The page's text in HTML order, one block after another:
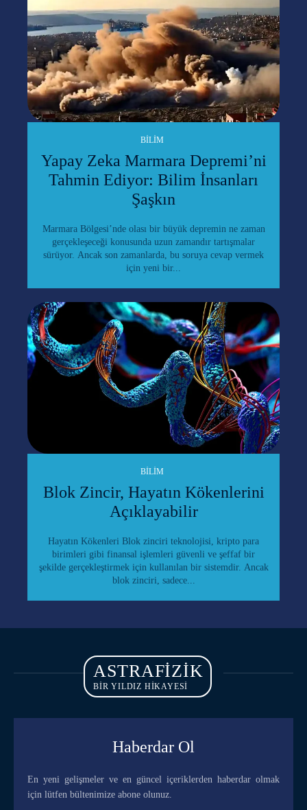
BILIM
Yapay Zeka Marmara Depremi’ni
Tahmin Ediyor: Bilim İnsanları
Şaşkın
Marmara Bölgesi’nde olası bir büyük depremin ne zaman
gerçekleşeceği konusunda uzun zamandır tartışmalar
sürüyor. Ancak son zamanlarda, bu soruya cevap vermek
için yeni bir...
BILIM
Blok Zincir, Hayatın Kökenlerini
Açıklayabilir
Hayatın Kökenleri Blok zinciri teknolojisi, kripto para
birimleri gibi finansal işlemleri güvenli ve şeffaf bir
şekilde gerçekleştirmek için kullanılan bir sistemdir. Ancak
blok zinciri, sadece...
ASTRAFIZIK
BİR YILDIZ HİKAYESİ
Haberdar Ol
En yeni gelişmeler ve en güncel içeriklerden haberdar olmak
için lütfen bültenimize abone olunuz.